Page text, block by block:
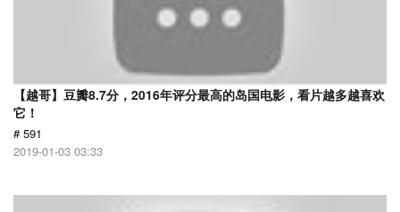
【越哥】豆瓣8.7分，2016年评分最高的岛国电影，看片越多越喜欢
它！
# 591
2019-01-03 03:33